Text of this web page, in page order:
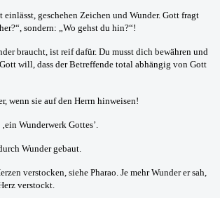
einlässt, geschehen Zeichen und Wunder. Gott fragt
sondern: „Wo gehst du hin?“!
braucht, ist reif dafür. Du musst dich bewähren und
Gott will, dass der Betreffende total abhängig von Gott
wenn sie auf den Herrn hinweisen!
Wunderwerk Gottes’.
Wunder gebaut.
verstocken, siehe Pharao. Je mehr Wunder er sah,
verstockt.